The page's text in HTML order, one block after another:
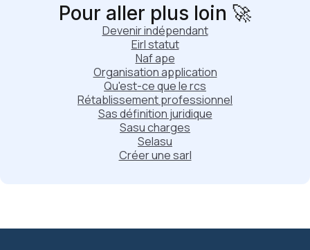
Pour aller plus loin 🚀
Devenir indépendant
Eirl statut
Naf ape
Organisation application
Qu'est-ce que le rcs
Rétablissement professionnel
Sas définition juridique
Sasu charges
Selasu
Créer une sarl